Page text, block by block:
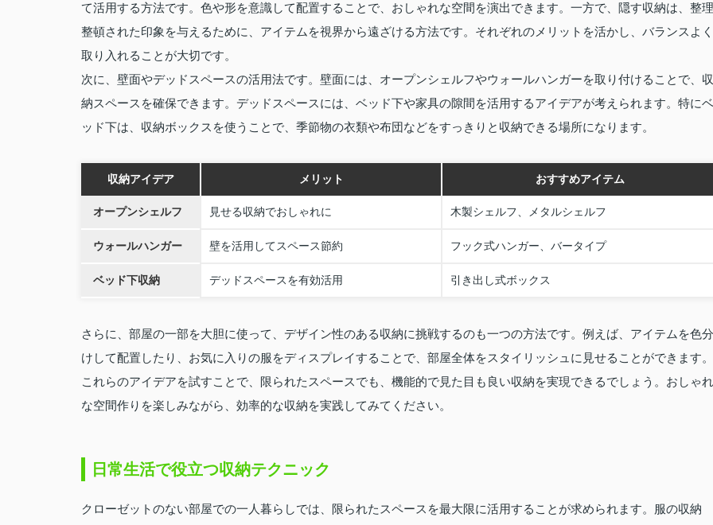
て活用する方法です。色や形を意識して配置することで、おしゃれな空間を演出できます。一方で、隠す収納は、整理
整頓された印象を与えるために、アイテムを視界から遠ざける方法です。それぞれのメリットを活かし、バランスよく
取り入れることが大切です。
次に、壁面やデッドスペースの活用法です。壁面には、オープンシェルフやウォールハンガーを取り付けることで、収
納スペースを確保できます。デッドスペースには、ベッド下や家具の隙間を活用するアイデアが考えられます。特にベ
ッド下は、収納ボックスを使うことで、季節物の衣類や布団などをすっきりと収納できる場所になります。
収納アイデア メリット おすすめアイテム
オープンシェルフ 見せる収納でおしゃれに 木製シェルフ、メタルシェルフ
ウォールハンガー 壁を活用してスペース節約 フック式ハンガー、バータイプ
ベッド下収納 デッドスペースを有効活用 引き出し式ボックス
さらに、部屋の一部を大胆に使って、デザイン性のある収納に挑戦するのも一つの方法です。例えば、アイテムを色分
けして配置したり、お気に入りの服をディスプレイすることで、部屋全体をスタイリッシュに見せることができます。
これらのアイデアを試すことで、限られたスペースでも、機能的で見た目も良い収納を実現できるでしょう。おしゃれ
な空間作りを楽しみながら、効率的な収納を実践してみてください。
日常生活で役立つ収納テクニック
クローゼットのない部屋での一人暮らしでは、限られたスペースを最大限に活用することが求められます。服の収納